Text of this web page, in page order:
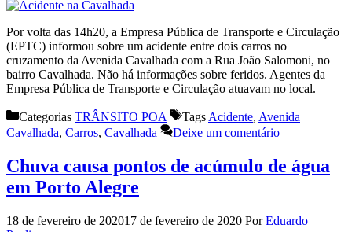
Por volta das 14h20, a Empresa Pública de Transporte e Circulação
(EPTC) informou sobre um acidente entre dois carros no
cruzamento da Avenida Cavalhada com a Rua João Salomoni, no
bairro Cavalhada. Não há informações sobre feridos. Agentes da
Empresa Pública de Transporte e Circulação atuavam no local.
Categorias TRÂNSITO POA Tags Acidente, Avenida
Cavalhada, Carros, Cavalhada Deixe um comentário
Chuva causa pontos de acúmulo de água
em Porto Alegre
18 de fevereiro de 202017 de fevereiro de 2020 PorEduardo